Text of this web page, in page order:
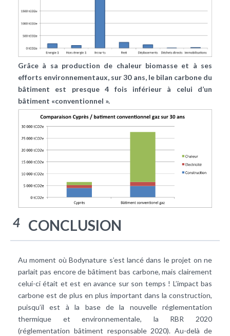
Grâce à sa production de chaleur biomasse et à ses
efforts environnementaux, sur 30 ans, le bilan carbone du
bâtiment est presque 4 fois inférieur à celui d’un
bâtiment «conventionnel ».
4 CONCLUSION
Au moment où Bodynature s’est lancé dans le projet on ne
parlait pas encore de bâtiment bas carbone, mais clairement
celui-ci était et est en avance sur son temps ! L’impact bas
carbone est de plus en plus important dans la construction,
puisqu’il est à la base de la nouvelle réglementation
thermique et environnementale, la RBR 2020
(réglementation bâtiment responsable 2020). Au-delà de